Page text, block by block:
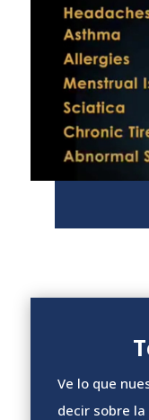
Ve lo que
decir sobre